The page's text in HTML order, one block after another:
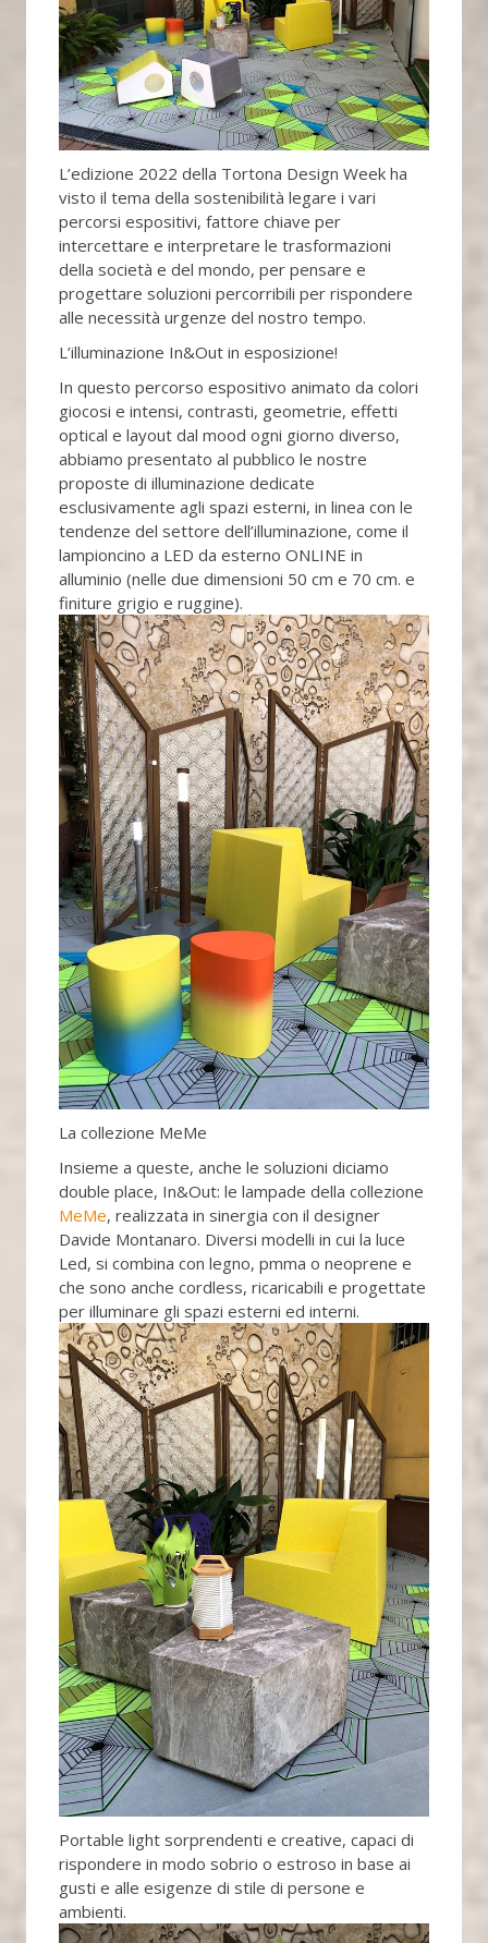
L’edizione 2022 della Tortona Design Week ha
visto il tema della sostenibilità legare i vari
percorsi espositivi, fattore chiave per
intercettare e interpretare le trasformazioni
della società e del mondo, per pensare e
progettare soluzioni percorribili per rispondere
alle necessità urgenze del nostro tempo.
L’illuminazione In&Out in esposizione!
In questo percorso espositivo animato da colori
giocosi e intensi, contrasti, geometrie, effetti
optical e layout dal mood ogni giorno diverso,
abbiamo presentato al pubblico le nostre
proposte di illuminazione dedicate
esclusivamente agli spazi esterni, in linea con le
tendenze del settore dell’illuminazione, come il
lampioncino a LED da esterno ONLINE in
alluminio (nelle due dimensioni 50 cm e 70 cm. e
finiture grigio e ruggine).
La collezione MeMe
Insieme a queste, anche le soluzioni diciamo
double place, In&Out: le lampade della collezione
MeMe, realizzata in sinergia con il designer
Davide Montanaro. Diversi modelli in cui la luce
Led, si combina con legno, pmma o neoprene e
che sono anche cordless, ricaricabili e progettate
per illuminare gli spazi esterni ed interni.
Portable light sorprendenti e creative, capaci di
rispondere in modo sobrio o estroso in base ai
gusti e alle esigenze di stile di persone e
ambienti.